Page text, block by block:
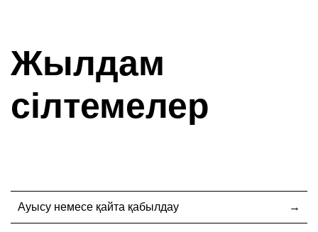
Жылдам
сілтемелер
Ауысу немесе қайта қабылдау